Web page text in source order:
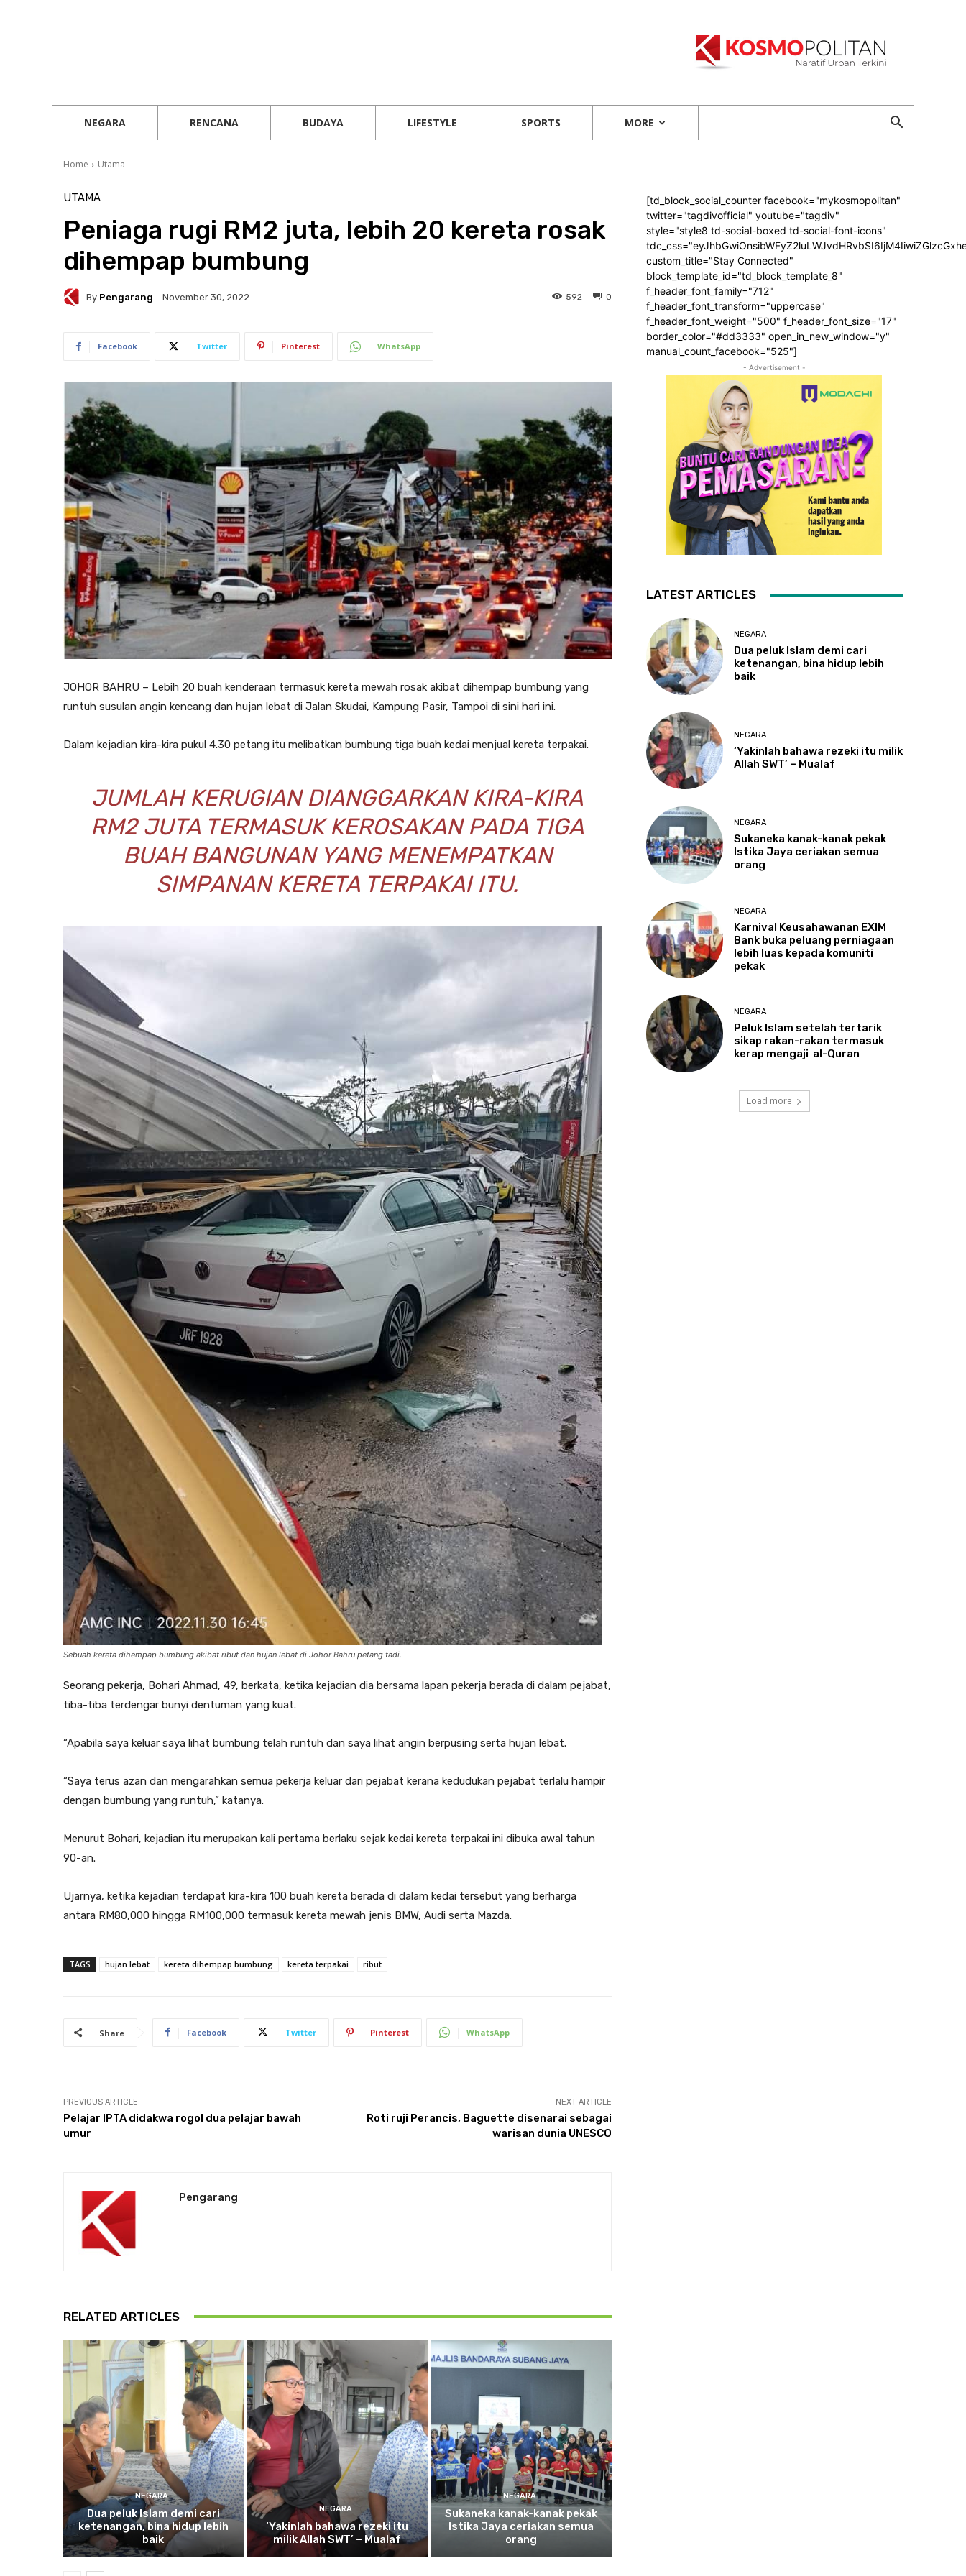
NEGARA RENCANA BUDAYA LIFESTYLE SPORTS MORE
Home Utama
UTAMA
Peniaga rugi RM2 juta, lebih 20 kereta rosak
dihempap bumbung
By Pengarang November 30, 2022 0
592
Facebook Twitter Pinterest WhatsApp
JOHOR BAHRU – Lebih 20 buah kenderaan termasuk kereta mewah rosak akibat dihempap bumbung yang
runtuh susulan angin kencang dan hujan lebat di Jalan Skudai, Kampung Pasir, Tampoi di sini hari ini.
Dalam kejadian kira-kira pukul 4.30 petang itu melibatkan bumbung tiga buah kedai menjual kereta terpakai.
JUMLAH KERUGIAN DIANGGARKAN KIRA-KIRA
RM2 JUTA TERMASUK KEROSAKAN PADA TIGA
BUAH BANGUNAN YANG MENEMPATKAN
SIMPANAN KERETA TERPAKAI ITU.
Sebuah kereta dihempap bumbung akibat ribut dan hujan lebat di Johor Bahru petang tadi.
Seorang pekerja, Bohari Ahmad, 49, berkata, ketika kejadian dia bersama lapan pekerja berada di dalam pejabat,
tiba-tiba terdengar bunyi dentuman yang kuat.
“Apabila saya keluar saya lihat bumbung telah runtuh dan saya lihat angin berpusing serta hujan lebat.
“Saya terus azan dan mengarahkan semua pekerja keluar dari pejabat kerana kedudukan pejabat terlalu hampir
dengan bumbung yang runtuh,” katanya.
Menurut Bohari, kejadian itu merupakan kali pertama berlaku sejak kedai kereta terpakai ini dibuka awal tahun
90-an.
Ujarnya, ketika kejadian terdapat kira-kira 100 buah kereta berada di dalam kedai tersebut yang berharga
antara RM80,000 hingga RM100,000 termasuk kereta mewah jenis BMW, Audi serta Mazda.
TAGS hujan lebat kereta dihempap bumbung kereta terpakai ribut
Share Facebook Twitter Pinterest WhatsApp
PREVIOUS ARTICLE
Pelajar IPTA didakwa rogol dua pelajar bawah
umur
NEXT ARTICLE
Roti ruji Perancis, Baguette disenarai sebagai
warisan dunia UNESCO
Pengarang
RELATED ARTICLES
NEGARA
Duapeluk Islam demi cari
ketenangan, bina hidup lebih
baik
NEGARA
‘Yakinlahbahawa rezeki itu
milik Allah SWT’ – Mualaf
NEGARA
Sukaneka kanak-kanak pekak
Istika Jaya ceriakan semua
orang
[td_block_social_counter facebook="mykosmopolitan"
twitter="tagdivofficial" youtube="tagdiv"
style="style8 td-social-boxed td-social-font-icons"
custom_title="Stay Connected"
block_template_id="td_block_template_8"
f_header_font_family="712"
f_header_font_transform="uppercase"
f_header_font_weight="500" f_header_font_size="17"
border_color="#dd3333" open_in_new_window="y"
manual_count_facebook="525"]
- Advertisement -
LATEST ARTICLES
NEGARA
Dua peluk Islam demi cari
ketenangan, bina hidup lebih
baik
NEGARA
‘Yakinlah bahawa rezeki itu milik
Allah SWT’ – Mualaf
NEGARA
Sukaneka kanak-kanak pekak
Istika Jaya ceriakan semua
orang
NEGARA
Karnival Keusahawanan EXIM
Bank buka peluang perniagaan
lebih luas kepada komuniti
pekak
NEGARA
PelukIslam setelah tertarik
sikap rakan-rakan termasuk
kerap mengaji al-Quran
Load more